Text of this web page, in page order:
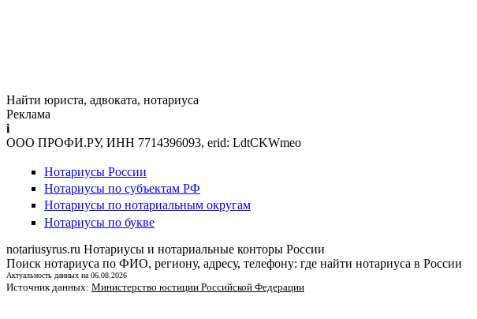
Найти юриста, адвоката, нотариуса
Реклама
i
ООО ПРОФИ.РУ, ИНН 7714396093, erid: LdtCKWmeo
Нотариусы России
Нотариусы по субъектам РФ
Нотариусы по нотариальным округам
Нотариусы по букве
notariusyrus.ru Нотариусы и нотариальные конторы России
Поиск нотариуса по ФИО, региону, адресу, телефону: где найти нотариуса в России
Актуальность данных на 06.08.2026
Источник данных: Министерство юстиции Российской Федерации